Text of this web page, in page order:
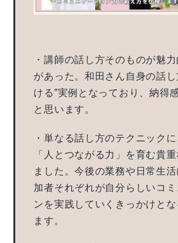
・講師の話し方そのものが魅
があった。和田さん自身の話し
ける”実例となっており、納得
と思います。
・単なる話し方のテクニックに
「人とつながる力」を育む貴
ました。今後の業務や日常生
加者それぞれが自分らしいコミ
ンを実践していくきっかけと
ます。